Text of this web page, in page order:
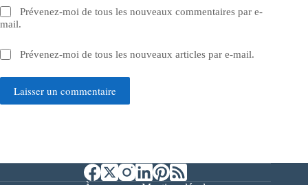
Prévenez-moi de tous les nouveaux commentaires par e-
mail.
Prévenez-moi de tous les nouveaux articles par e-mail.
Laisser un commentaire